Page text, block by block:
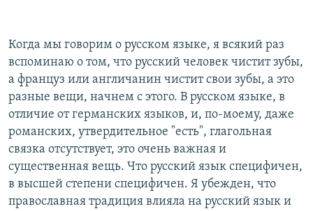
Когда мы говорим о русском языке, я всякий раз
вспоминаю о том, что русский человек чистит зубы,
а француз или англичанин чистит свои зубы, а это
разные вещи, начнем с этого. В русском языке, в
отличие от германских языков, и, по-моему, даже
романских, утвердительное "есть", глагольная
связка отсутствует, это очень важная и
существенная вещь. Что русский язык специфичен,
в высшей степени специфичен. Я убежден, что
православная традиция влияла на русский язык и